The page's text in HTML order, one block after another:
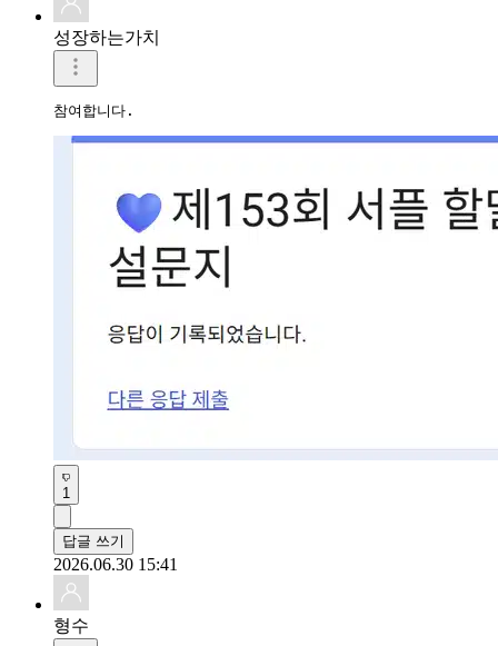
성장하는가치
참여합니다.
1
답글 쓰기
2026.06.30 15:41
형수